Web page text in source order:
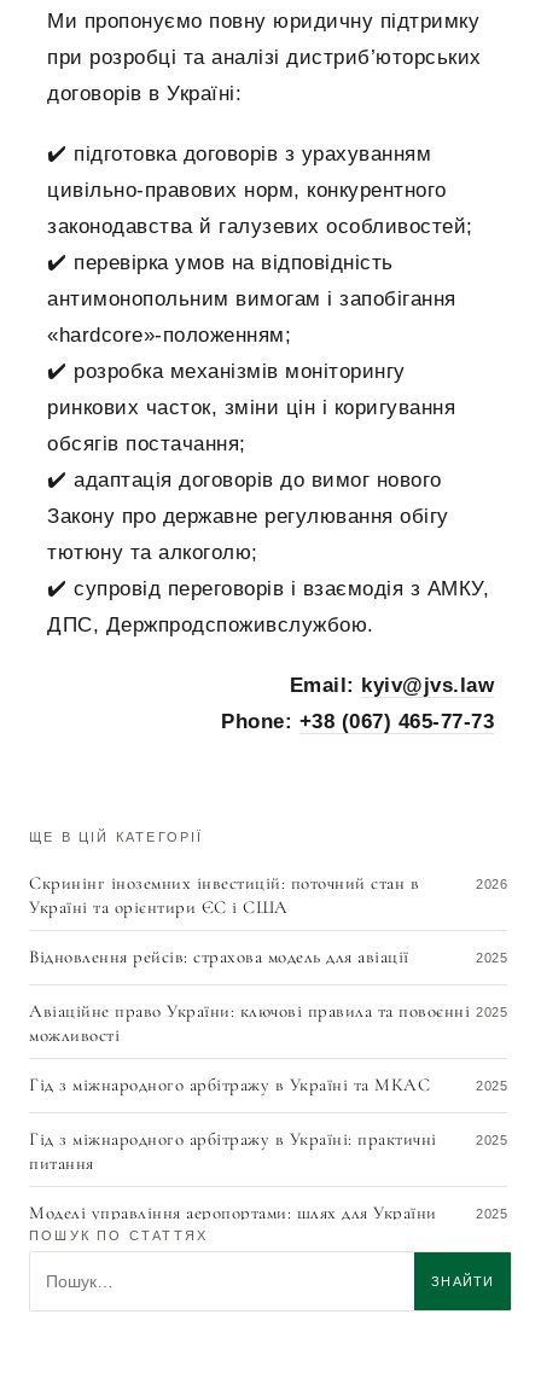
Ми пропонуємо повну юридичну підтримку
при розробці та аналізі дистриб’юторських
договорів в Україні:
✔️ підготовка договорів з урахуванням
цивільно-правових норм, конкурентного
законодавства й галузевих особливостей;
✔️ перевірка умов на відповідність
антимонопольним вимогам і запобігання
«hardcore»-положенням;
✔️ розробка механізмів моніторингу
ринкових часток, зміни цін і коригування
обсягів постачання;
✔️ адаптація договорів до вимог нового
Закону про державне регулювання обігу
тютюну та алкоголю;
✔️ супровід переговорів і взаємодія з АМКУ,
ДПС, Держпродспоживслужбою.
Email: kyiv@jvs.law
Phone: +38 (067) 465-77-73
ЩЕ В ЦІЙ КАТЕГОРІЇ
Скринінг іноземних інвестицій: поточний стан в
Україні та орієнтири ЄС і США
2026
Відновлення рейсів: страхова модель для авіації 2025
Авіаційне право України: ключові правила та повоєнні
можливості
2025
Гід з міжнародного арбітражу в Україні та МКАС 2025
Гід з міжнародного арбітражу в Україні: практичні
питання
2025
Моделі управління аеропортами: шлях для України 2025
докладне керівництво для кредитора 2025
ПОШУК ПО СТАТТЯХ
ЗНАЙТИ